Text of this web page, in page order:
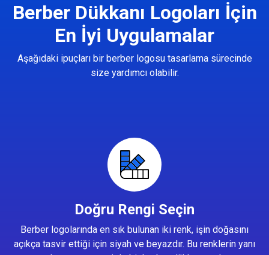
Berber Dükkanı Logoları İçin
En İyi Uygulamalar
Aşağıdaki ipuçları bir berber logosu tasarlama sürecinde
size yardımcı olabilir.
Doğru Rengi Seçin
Berber logolarında en sık bulunan iki renk, işin doğasını
açıkça tasvir ettiği için siyah ve beyazdır. Bu renklerin yanı